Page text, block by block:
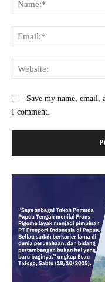
Save my name, email,
I comment.